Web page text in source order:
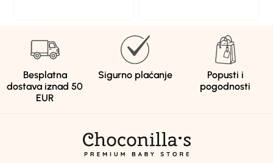
Besplatna
dostava iznad 50
EUR
Sigurno plaćanje
Popusti i
pogodnosti